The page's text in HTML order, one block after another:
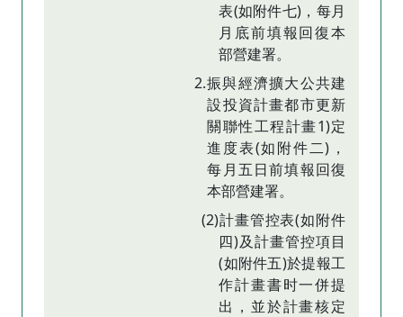
表(如附件七)，每月
月底前填報回復本
部營建署。
2.振與經濟擴大公共建
設投資計畫都市更新
關聯性工程計畫1)定
進度表(如附件二)，
每月五日前填報回復
本部營建署。
(2)計畫管控表(如附件
四)及計畫管控項目
(如附件五)於提報工
作計畫書时一併提
出，並於計畫核定